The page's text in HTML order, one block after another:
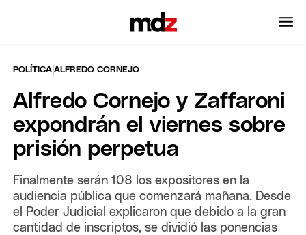
POLÍTICA |ALFREDO CORNEJO
Alfredo Cornejo y Zaffaroni
expondrán el viernes sobre
prisión perpetua
Finalmente serán 108 los expositores en la
audiencia pública que comenzará mañana. Desde
el Poder Judicial explicaron que debido a la gran
cantidad de inscriptos, se dividió las ponencias